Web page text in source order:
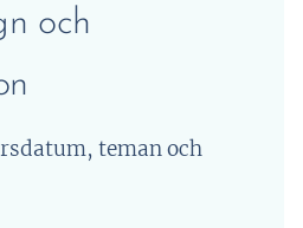
och
teman och